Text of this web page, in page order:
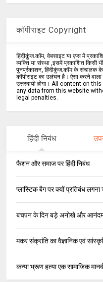
कॉपीराइट Copyright
हिंदीकुंज.कॉम, वेबसाइट या एप्स में
व्यक्ति या संस्था ,इसमें प्रकाशित
पुनर्प्रकाशन, हिंदीकुंज.कॉम के संचालक
कॉपीराइट का उलंघन है। ऐसा करने वाला
उत्तरदायी होगा। All content on
any data from this website
legal penalties.
हिंदी निबंध
फैशन और समाज पर हिंदी निबंध
प्लास्टिक बैग पर क्यों प्रतिबंध लगना
बचपन के दिन बड़े अनोखे और
मकर संक्रांति का वैज्ञानिक एवं
कन्या भ्रूण हत्या एक सामाजिक